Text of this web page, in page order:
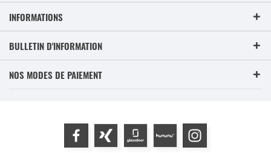
INFORMATIONS
BULLETIN D'INFORMATION
NOS MODES DE PAIEMENT